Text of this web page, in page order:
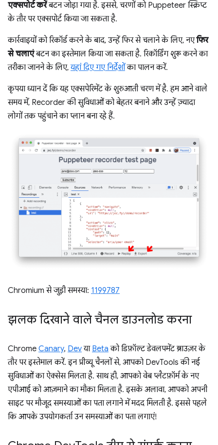
एक्सपोर्ट करेंबटन जोड़ा गया है. इससे, चरणों को Puppeteer स्क्रिप्ट
के तौर पर एक्सपोर्ट किया जा सकता है.
कार्रवाइयों को रिकॉर्ड करने के बाद, उन्हें फिर से चलाने के लिए, नएफिर
से चलाएंबटन का इस्तेमाल किया जा सकता है. रिकॉर्डिंग शुरू करने का
तरीका जानने के लिए,यहां दिए गए निर्देशोंका पालन करें.
कृपया ध्यान दें कि यह एक्सपेरिमेंट के शुरुआती चरण में है. हम आने वाले
समय में, Recorder की सुविधाओं को बेहतर बनाने और उन्हें ज़्यादा
लोगों तक पहुंचाने का प्लान बना रहे हैं.
Chromium से जुड़ी समस्या: 1199787
झलक दिखाने वाले चैनल डाउनलोड करना
Chrome Canary, Devया Beta को डिफ़ॉल्ट डेवलपमेंट ब्राउज़र के
तौर पर इस्तेमाल करें. इन प्रीव्यू चैनलों से, आपको DevTools की नई
सुविधाओं का ऐक्सेस मिलता है. साथ ही, आपको वेब प्लैटफ़ॉर्म के नए
एपीआई को आज़माने का मौका मिलता है. इसके अलावा, आपको अपनी
साइट पर मौजूद समस्याओं का पता लगाने में मदद मिलती है. इससे पहले
कि आपके उपयोगकर्ता उन समस्याओं का पता लगाएं!